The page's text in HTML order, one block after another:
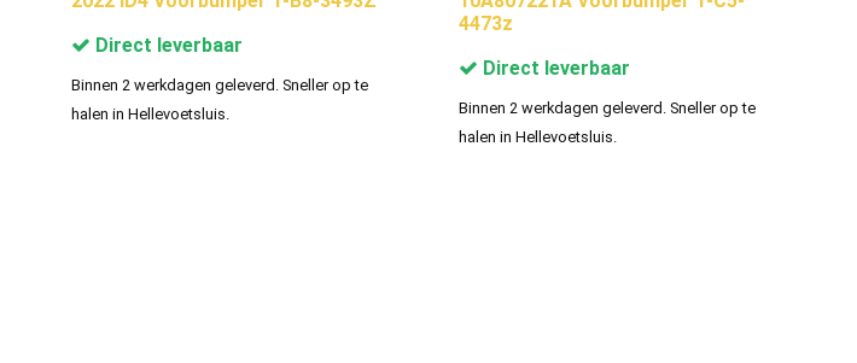
Direct leverbaar
Binnen 2 werkdagen geleverd. Sneller op te
halen in Hellevoetsluis.
4473z
Direct leverbaar
Binnen 2 werkdagen geleverd. Sneller op te
halen in Hellevoetsluis.